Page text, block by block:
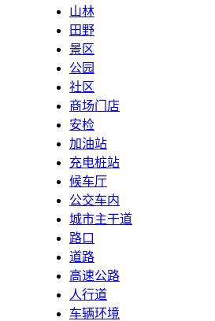
山林
田野
景区
公园
社区
商场门店
安检
加油站
充电桩站
候车厅
公交车内
城市主干道
路口
道路
高速公路
人行道
车辆环境